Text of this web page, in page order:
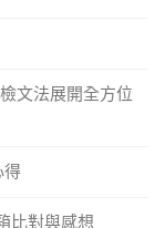
文法展開全方位
得
比對與感想